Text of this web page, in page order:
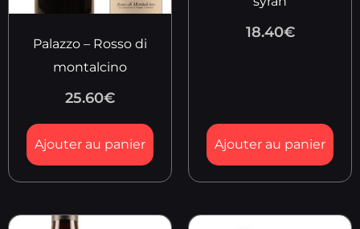
Palazzo – Rosso di
montalcino
25.60€
Ajouter au panier
18.40€
Ajouter au panier